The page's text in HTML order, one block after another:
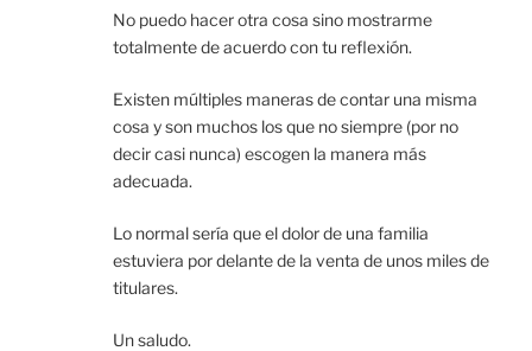
No puedo hacer otra cosa sino mostrarme
totalmente de acuerdo con tu reflexión.
Existen múltiples maneras de contar una misma
cosa y son muchos los que no siempre (por no
decir casi nunca) escogen la manera más
adecuada.
Lo normal sería que el dolor de una familia
estuviera por delante de la venta de unos miles de
titulares.
Un saludo.